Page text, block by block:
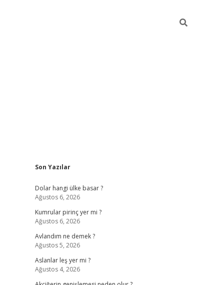
Sidebar
Son Yazılar
Dolar hangi ülke basar ?
Ağustos 6, 2026
Kumrular pirinç yer mi ?
Ağustos 6, 2026
Avlandım ne demek ?
Ağustos 5, 2026
Aslanlar leş yer mi ?
Ağustos 4, 2026
https://hiltonbet-giris.com/